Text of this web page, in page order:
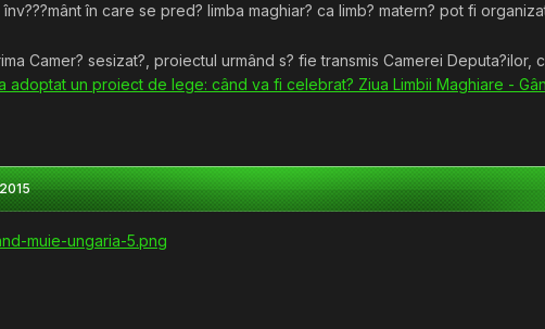
înv???mânt în care se pred? limba maghiar? ca limb? matern? pot fi
Camer? sesizat?, proiectul urmând s? fie transmis Camerei Deputa?ilor,
adoptat un proiect de lege: când va fi celebrat? Ziua Limbii Maghiare -